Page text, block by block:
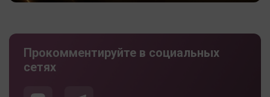
Прокомментируйте в социальных
сетях